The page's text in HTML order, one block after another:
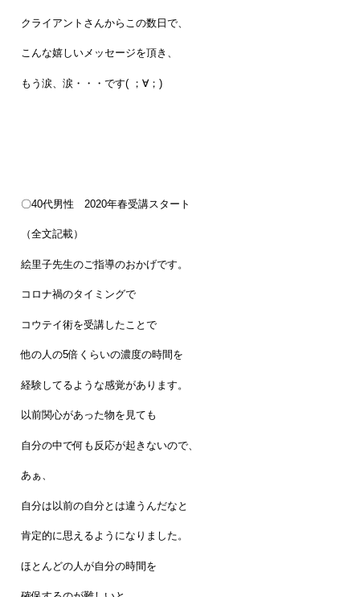
クライアントさんからこの数日で、
こんな嬉しいメッセージを頂き、
もう涙、涙・・・です( ；∀；)
〇40代男性 2020年春受講スタート
（全文記載）
絵里子先生のご指導のおかげです。
コロナ禍のタイミングで
コウテイ術を受講したことで
他の人の5倍くらいの濃度の時間を
経験してるような感覚があります。
以前関心があった物を見ても
自分の中で何も反応が起きないので、
あぁ、
自分は以前の自分とは違うんだなと
肯定的に思えるようになりました。
ほとんどの人が自分の時間を